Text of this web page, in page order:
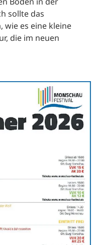
sollte das
wie es eine kleine
die im neuen